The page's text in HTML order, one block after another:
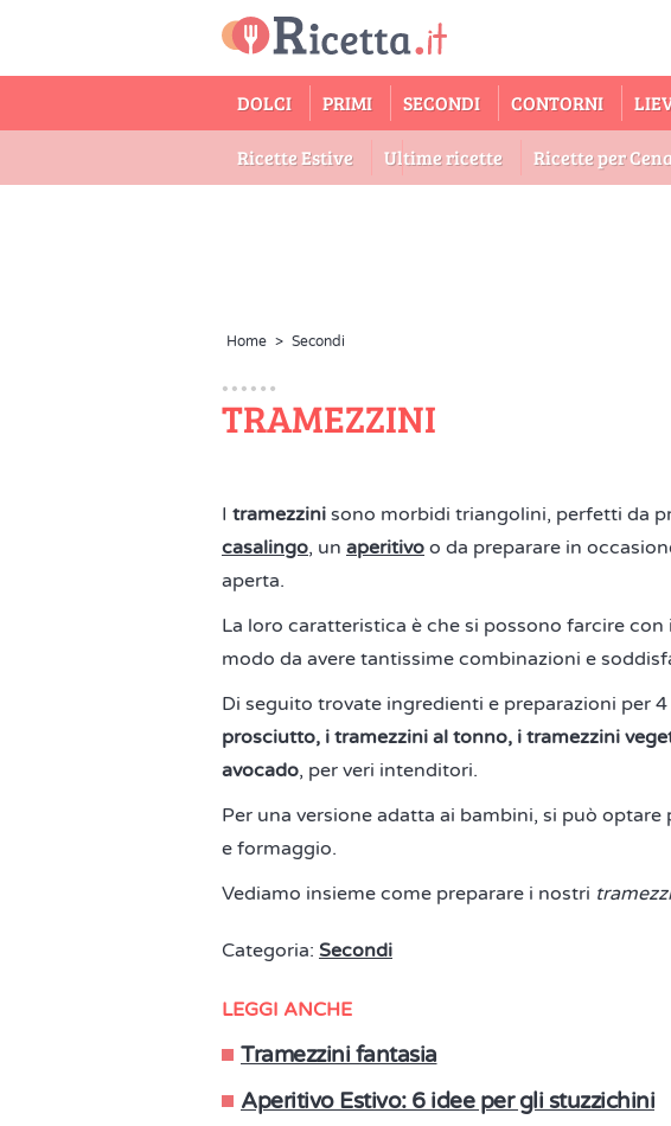
DOLCI PRIMI SECONDI CONTORNI
Ricette Estive Ultime ricette Ricette per
Home > Secondi
TRAMEZZINI
I tramezzini sono morbidi triangolini, perfetti da
casalingo, un aperitivo o da preparare in
aperta.
La loro caratteristica è che si possono farcire
modo da avere tantissime combinazioni e
Di seguito trovate ingredienti e preparazioni per
prosciutto, i tramezzini al tonno, i tramezzini
avocado, per veri intenditori.
Per una versione adatta ai bambini, si può
e formaggio.
Vediamo insieme come preparare i nostri
Categoria: Secondi
LEGGI ANCHE
Tramezzini fantasia
Aperitivo Estivo: 6 idee per gli stuzzichini